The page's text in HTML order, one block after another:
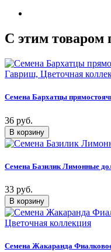
C этим товаром
Семена Бархатцы
36 руб.
Семена Базилик Лимонные
33 руб.
Семена Жакаранда